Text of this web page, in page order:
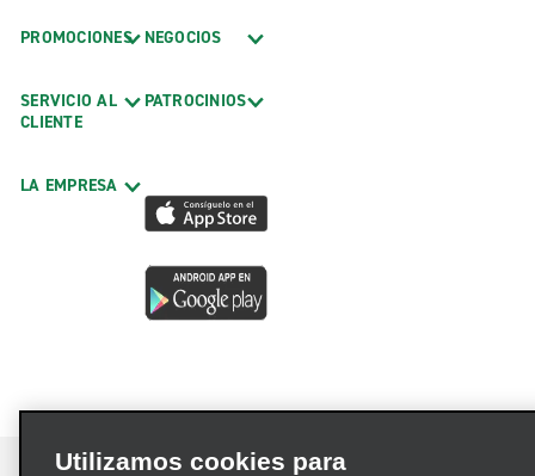
PROMOCIONES
SERVICIO AL
CLIENTE
LA EMPRESA
NEGOCIOS
PATROCINIOS
Utilizamos cookies para